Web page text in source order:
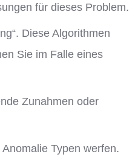
für dieses Problem.
Diese Algorithmen
Sie im Falle eines
Zunahmen oder
Typen werfen.